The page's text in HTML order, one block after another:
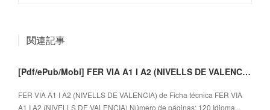
関連記事
[Pdf/ePub/Mobi] FER VIA A1 I A2 (NIVELLS DE VALENCIA) - descargar ebook gratis
FER VIA A1 I A2 (NIVELLS DE VALENCIA) de Ficha técnica FER VIA
A1 I A2 (NIVELLS DE VALENCIA) Número de páginas: 120 Idioma...